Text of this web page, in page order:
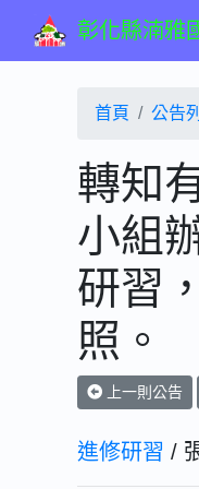
彰化縣湳雅
首頁 公告
轉知
小組
研習
照。
上一則公告
進修研習 /